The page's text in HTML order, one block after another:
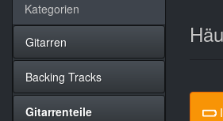
Kategorien
Gitarren
Backing Tracks
Gitarrenteile